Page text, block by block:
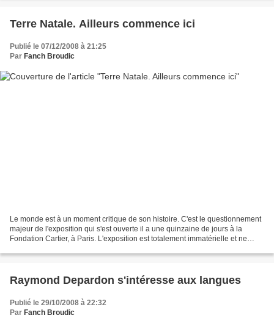
Terre Natale. Ailleurs commence ici
Publié le 07/12/2008 à 21:25
Par Fanch Broudic
Le monde est à un moment critique de son histoire. C'est le questionnement
majeur de l'exposition qui s'est ouverte il a une quinzaine de jours à la
Fondation Cartier, à Paris. L'exposition est totalement immatérielle et ne
Raymond Depardon s'intéresse aux langues
Publié le 29/10/2008 à 22:32
Par Fanch Broudic